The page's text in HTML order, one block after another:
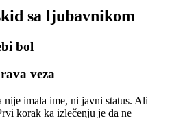
sa ljubavnikom
bol
veza
imala ime, ni javni status. Ali
korak ka izlečenju je da ne